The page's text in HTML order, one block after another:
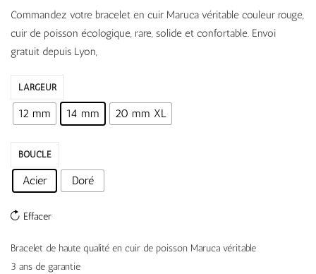
Commandez votre bracelet en cuir Maruca véritable couleur rouge,
cuir de poisson écologique, rare, solide et confortable. Envoi
gratuit depuis Lyon,
LARGEUR
12 mm 14 mm 20 mm XL
BOUCLE
Acier Doré
Effacer
Bracelet de haute qualité en cuir de poisson Maruca véritable
3 ans de garantie